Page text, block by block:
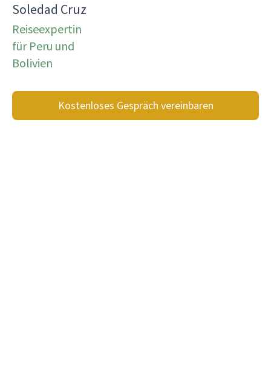
Soledad Cruz
Reiseexpertin
für Peru und
Bolivien
Kostenloses Gespräch vereinbaren